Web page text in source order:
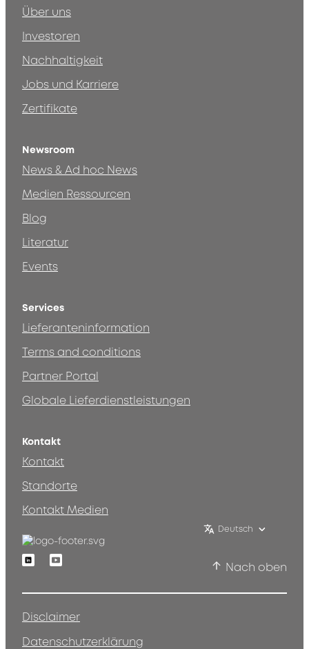
Über uns
Investoren
Nachhaltigkeit
Jobs und Karriere
Zertifikate
Newsroom
News & Ad hoc News
Medien Ressourcen
Blog
Literatur
Events
Services
Lieferanteninformation
Terms and conditions
Partner Portal
Globale Lieferdienstleistungen
Kontakt
Kontakt
Standorte
Kontakt Medien
Deutsch
LinkedinYoutube
Nach oben
Disclaimer
Datenschutzerklärung